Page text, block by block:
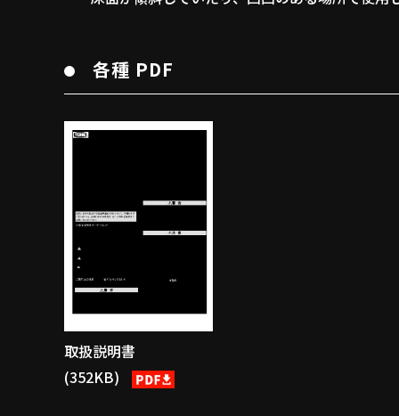
各種 PDF
取扱説明書
(352KB)